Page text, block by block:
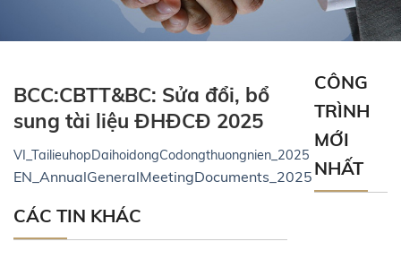
BCC:CBTT&BC: Sửa đổi, bổ
sung tài liệu ĐHĐCĐ 2025
VI_TailieuhopDaihoidongCodongthuongnien_2025
EN_AnnualGeneralMeetingDocuments_2025
CÁC TIN KHÁC
CÔNG
TRÌNH
MỚI
NHẤT